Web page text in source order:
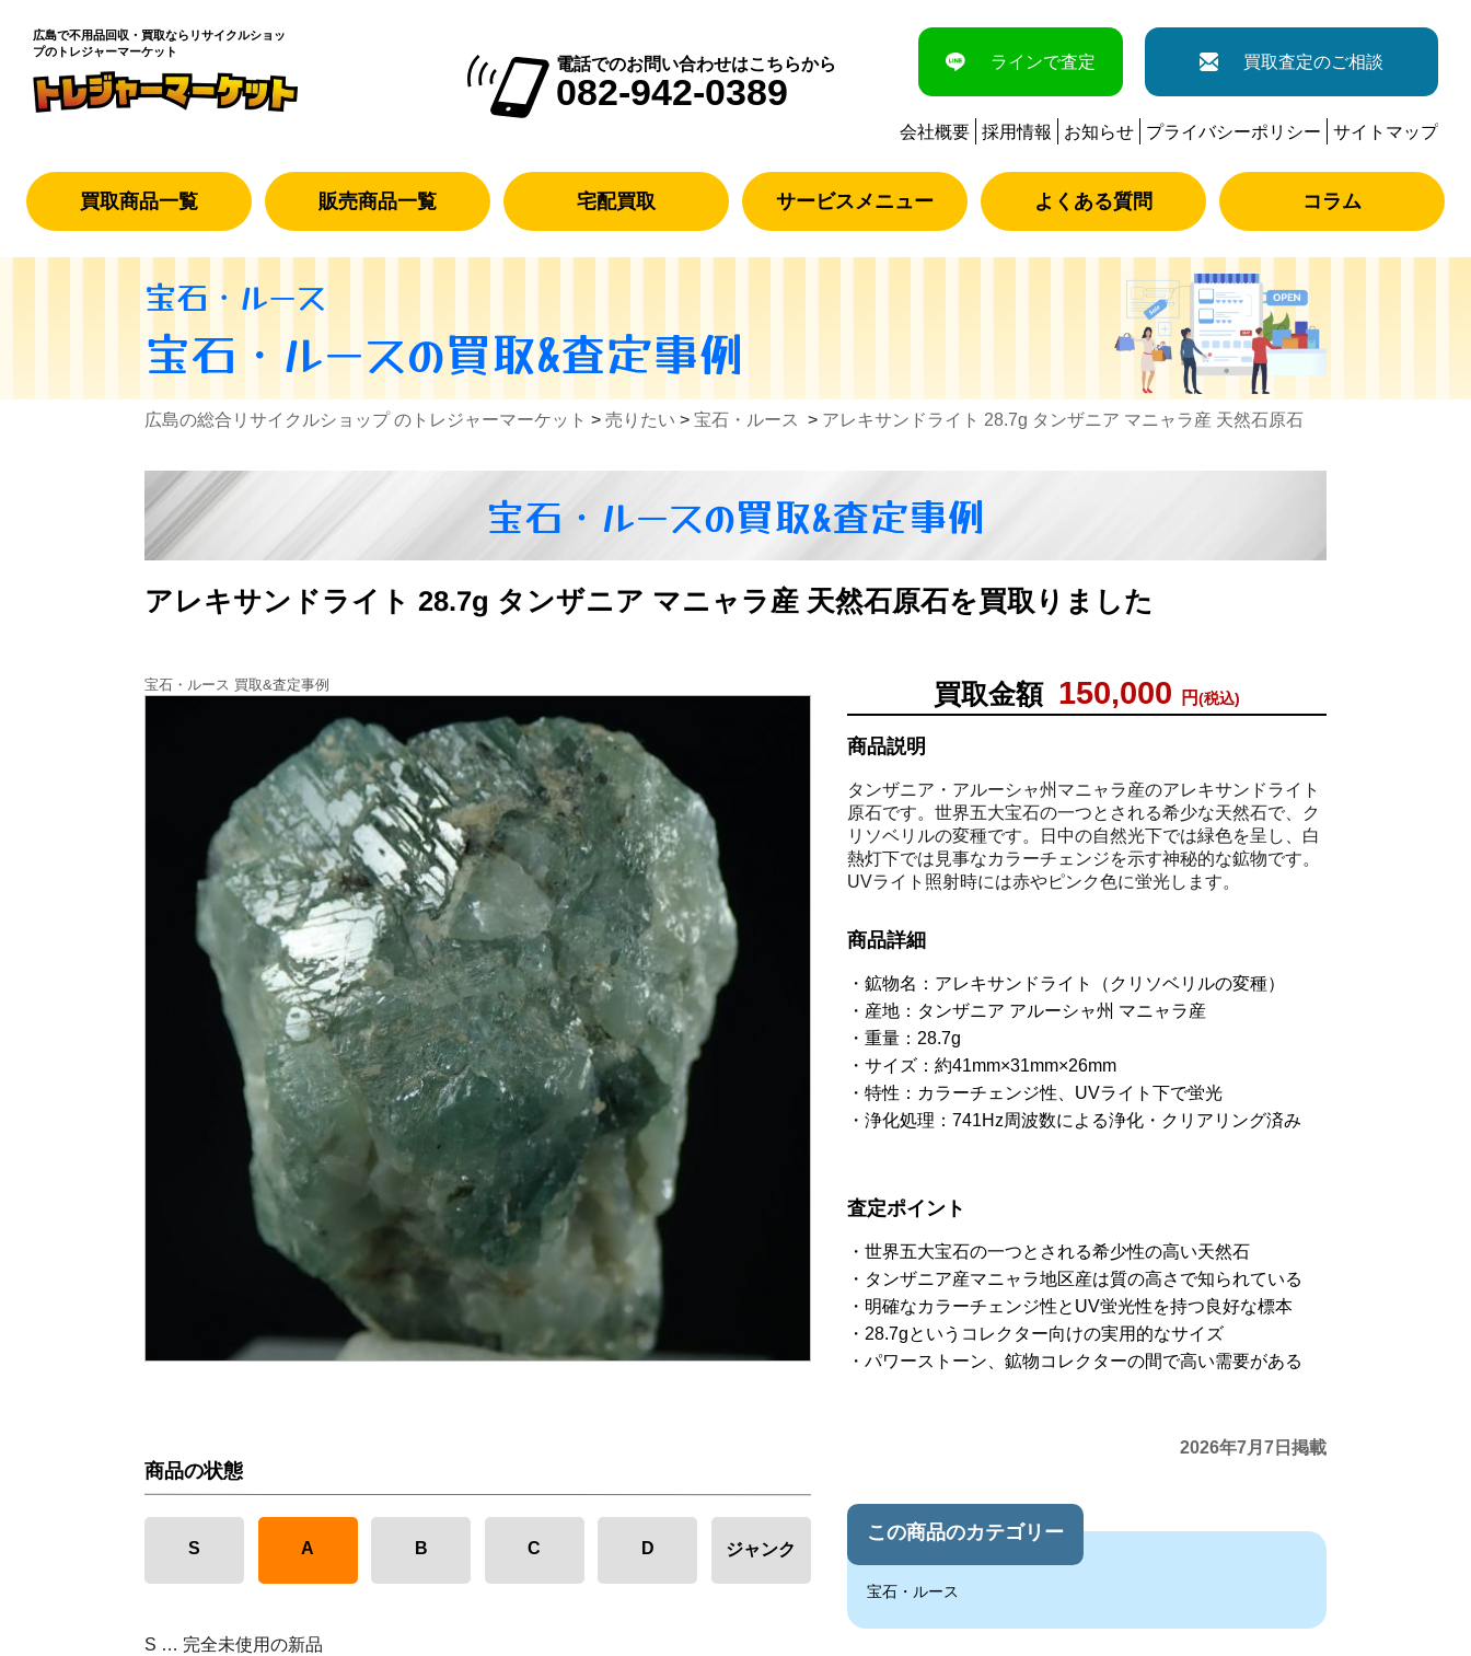
広島で不用品回収・買取なら リサイクルショッ
プのトレジャーマーケット
電話でのお問い合わせはこちらから
082-942-0389
ラインで査定 買取査定のご相談
会社概要 採用情報 お知らせ プライバシーポリシー サイトマップ
買取商品一覧 販売商品一覧 宅配買取 サービスメニュー よくある質問 コラム
宝石・ルース
宝石・ルースの買取&査定事例
広島の総合リサイクルショップ のトレジャーマーケット > 売りたい > 宝石・ルース > アレキサンドライト 28.7g タンザニア マニャラ産 天然石原石
宝石・ルースの買取&査定事例
アレキサンドライト 28.7g タンザニア マニャラ産 天然石原石を買取りました
買取金額 150,000 円(税込)
商品説明
タンザニア・アルーシャ州マニャラ産のアレキサンドライト
原石です。世界五大宝石の一つとされる希少な天然石で、ク
リソベリルの変種です。日中の自然光下では緑色を呈し、白
熱灯下では見事なカラーチェンジを示す神秘的な鉱物です。
UVライト照射時には赤やピンク色に蛍光します。
商品詳細
鉱物名：アレキサンドライト（クリソベリルの変種）
産地：タンザニア アルーシャ州 マニャラ産
重量：28.7g
サイズ：約41mm×31mm×26mm
特性：カラーチェンジ性、UVライト下で蛍光
浄化処理：741Hz周波数による浄化・クリアリング済み
査定ポイント
世界五大宝石の一つとされる希少性の高い天然石
タンザニア産マニャラ地区産は質の高さで知られている
明確なカラーチェンジ性とUV蛍光性を持つ良好な標本
28.7gというコレクター向けの実用的なサイズ
パワーストーン、鉱物コレクターの間で高い需要がある
2026年7月7日掲載
この商品のカテゴリー
宝石・ルース
宝石・ルース 買取&査定事例
商品の状態
S A B C D ジャンク
S … 完全未使用の新品